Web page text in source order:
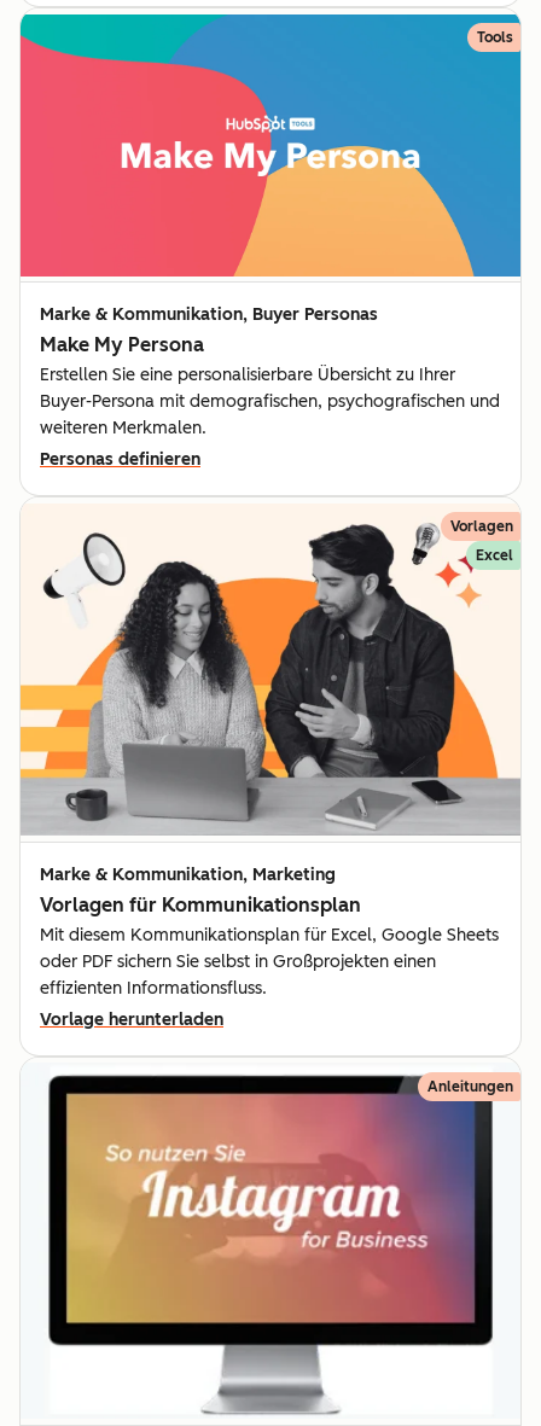
Tools
Marke & Kommunikation, Buyer Personas
Make My Persona
Erstellen Sie eine personalisierbare Übersicht zu Ihrer
Buyer-Persona mit demografischen, psychografischen und
weiteren Merkmalen.
Personas definieren
Vorlagen
Excel
Marke & Kommunikation, Marketing
Vorlagen für Kommunika­tionsplan
Mit diesem Kommunikationsplan für Excel, Google Sheets
oder PDF sichern Sie selbst in Großprojekten einen
effizienten Informationsfluss.
Vorlage herunterladen
Anleitungen